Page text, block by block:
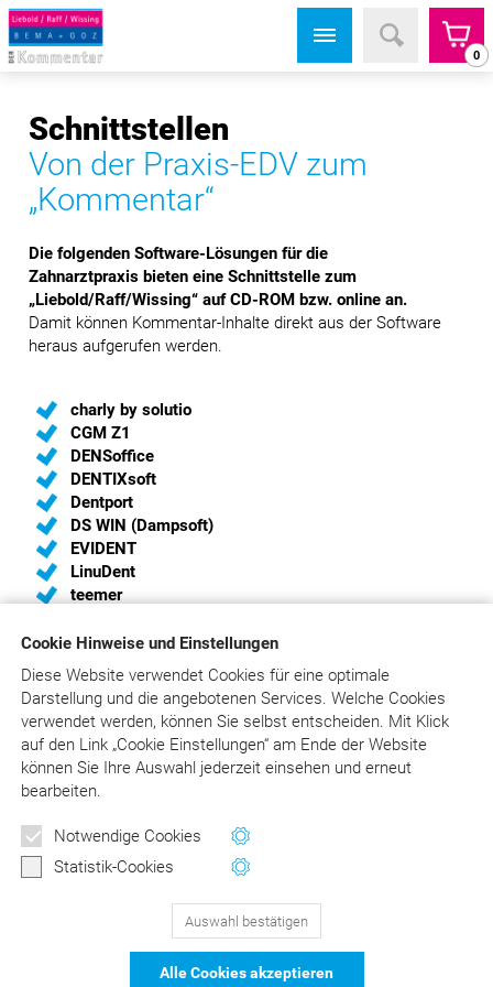
Cookie Hinweise und Einstellungen
Diese Website verwendet Cookies für eine optimale
Darstellung und die angebotenen Services. Welche Cookies
verwendet werden, können Sie selbst entscheiden. Mit Klick
aufden Link „Cookie Einstellungen“ am Ende der Website
können Sie Ihre Auswahl jederzeit einsehen und erneut
bearbeiten.
Notwendige Cookies
Statistik-Cookies
Auswahl bestätigen
Alle Cookies akzeptieren
0
Schnittstellen
Von der Praxis-EDV zum
„Kommentar“
Die folgenden Software-Lösungen für die
Zahnarztpraxis bieten eine Schnittstelle zum
„Liebold/Raff/Wissing“ auf CD-ROM bzw. online an.
Damit können Kommentar-Inhalte direkt aus der Software
heraus aufgerufen werden.
charly by solutio
CGM Z1
DENSoffice
DENTIXsoft
Dentport
DS WIN (Dampsoft)
EVIDENT
LinuDent
teemer
Sie sind Hersteller von Praxis-Software und haben
Interesse, eine Schnittstelle zum
„Liebold/Raff/Wissing“ einzurichten?
Wir unterstützen Sie gerne und liefern Ihnen die aktuelle
Schnittstellenbeschreibung. Bitte schreiben Sie an
129Bewertungen auf ProvenExpert.com